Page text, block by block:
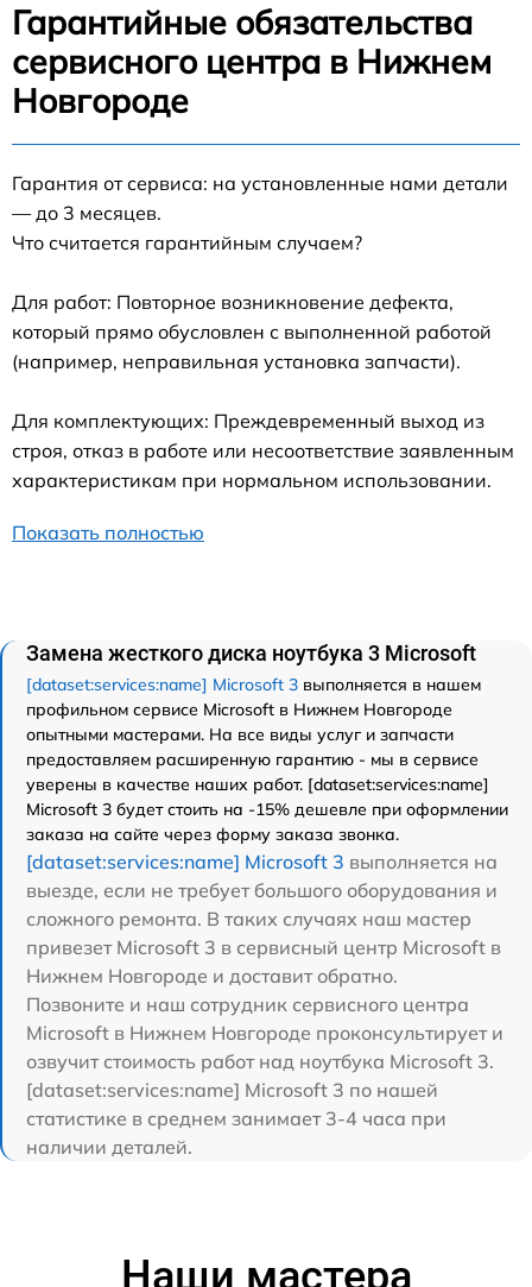
Гарантийные обязательства
сервисного центра в Нижнем
Новгороде
Гарантия от сервиса: на установленные нами детали
— до 3 месяцев.
Что считается гарантийным случаем?
Для работ: Повторное возникновение дефекта,
который прямо обусловлен с выполненной работой
(например, неправильная установка запчасти).
Для комплектующих: Преждевременный выход из
строя, отказ в работе или несоответствие заявленным
характеристикам при нормальном использовании.
Показать полностью
Замена жесткого диска ноутбука 3 Microsoft
[dataset:services:name] Microsoft 3 выполняется в нашем
профильном сервисе Microsoft в Нижнем Новгороде
опытными мастерами. На все виды услуг и запчасти
предоставляем расширенную гарантию - мы в сервисе
уверены в качестве наших работ. [dataset:services:name]
Microsoft 3 будет стоить на -15% дешевле при оформлении
заказа на сайте через форму заказа звонка.
[dataset:services:name] Microsoft 3 выполняется на
выезде, если не требует большого оборудования и
сложного ремонта. В таких случаях наш мастер
привезет Microsoft 3 в сервисный центр Microsoft в
Нижнем Новгороде и доставит обратно.
Позвоните и наш сотрудник сервисного центра
Microsoft в Нижнем Новгороде проконсультирует и
озвучит стоимость работ над ноутбука Microsoft 3.
[dataset:services:name] Microsoft 3 по нашей
статистике в среднем занимает 3-4 часа при
наличии деталей.
Наши мастера